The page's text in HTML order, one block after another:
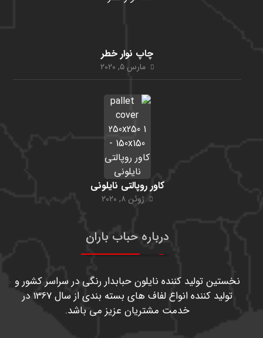
چاپ نوار خطر
مارس ۵, ۲۰۲۰
کاور روپالتی نایلونی
ژوئن ۸, ۲۰۲۰
درباره حباب باران
نخستین تولید کننده نایلون حبابدار رنگی در سراسر کشور و
تولید کننده انواع لفاف های بسته بندی از سال 1367 در
خدمت مشتریان عزیز می باشد.